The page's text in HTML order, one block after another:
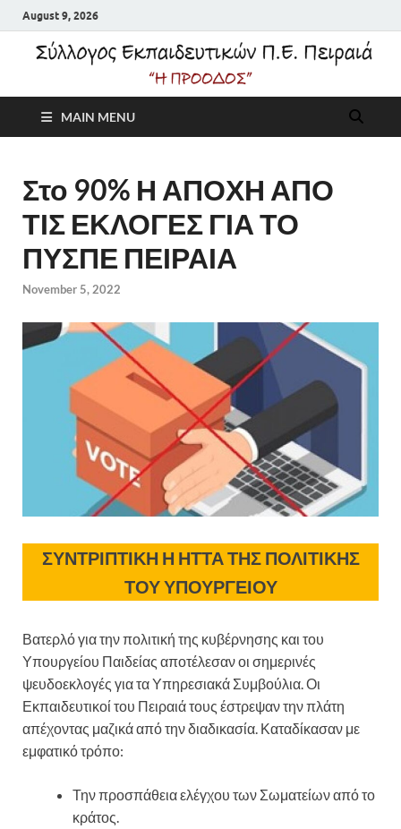
August 9, 2026
Σύλλογος
Εκπαιδευτικών Π.Ε.
Πειραιά "Η Πρόοδος"
MAIN MENU
Στο 90% Η ΑΠΟΧΗ ΑΠΟ
ΤΙΣ ΕΚΛΟΓΕΣ ΓΙΑ ΤΟ
ΠΥΣΠΕ ΠΕΙΡΑΙΑ
November 5, 2022
ΣΥΝΤΡΙΠΤΙΚΗ Η ΗΤΤΑ ΤΗΣ ΠΟΛΙΤΙΚΗΣ
ΤΟΥ ΥΠΟΥΡΓΕΙΟΥ
Βατερλό για την πολιτική της κυβέρνησης και του
Υπουργείου Παιδείας αποτέλεσαν οι σημερινές
ψευδοεκλογές για τα Υπηρεσιακά Συμβούλια. Οι
Εκπαιδευτικοί του Πειραιά τους έστρεψαν την πλάτη
απέχοντας μαζικά από την διαδικασία. Καταδίκασαν με
εμφατικό τρόπο:
Την προσπάθεια ελέγχου των Σωματείων από το
κράτος.